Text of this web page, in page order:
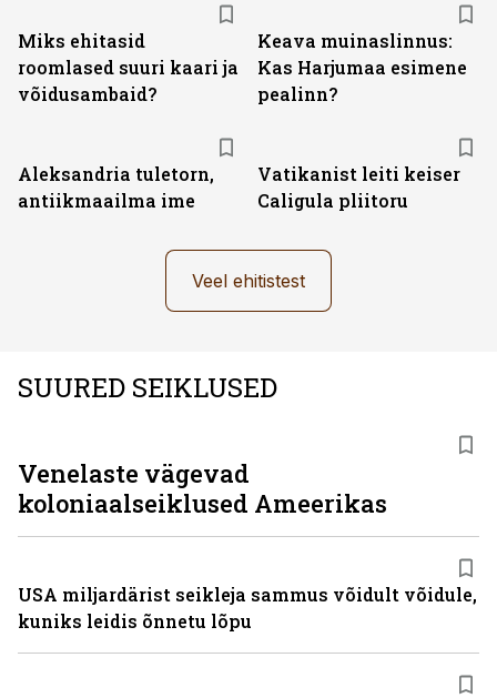
Miks ehitasid
roomlased suuri kaari ja
võidusambaid?
Keava muinaslinnus:
Kas Harjumaa esimene
pealinn?
Aleksandria tuletorn,
antiikmaailma ime
Vatikanist leiti keiser
Caligula pliitoru
Veel ehitistest
SUURED SEIKLUSED
Venelaste vägevad
koloniaalseiklused Ameerikas
USA miljardärist seikleja sammus võidult võidule,
kuniks leidis õnnetu lõpu